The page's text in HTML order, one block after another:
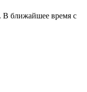
В ближайшее время с